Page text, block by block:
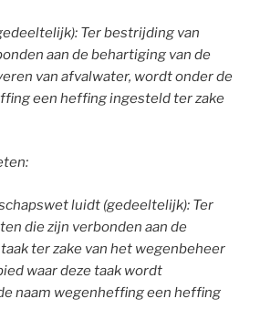
Ter bestrijding van
aan de behartiging van de
van afvalwater, wordt onder de
een heffing ingesteld ter zake
luidt (gedeeltelijk): Ter
die zijn verbonden aan de
ter zake van het wegenbeheer
waar deze taak wordt
naam wegenheffing een heffing